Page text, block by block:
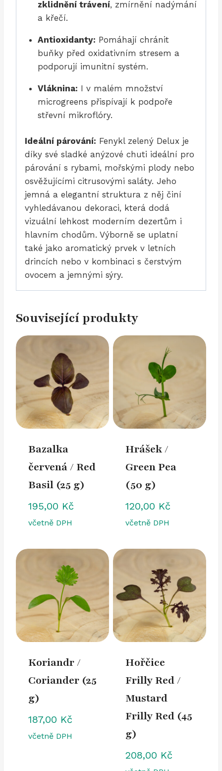
zklidnění trávení, zmírnění nadýmání
a křečí.
Antioxidanty: Pomáhají chránit
buňky před oxidativním stresem a
podporují imunitní systém.
Vláknina: I v malém množství
microgreens přispívají k podpoře
střevní mikroflóry.
Ideální párování: Fenykl zelený Delux je
díky své sladké anýzové chuti ideální pro
párování s rybami, mořskými plody nebo
osvěžujícími citrusovými saláty. Jeho
jemná a elegantní struktura z něj činí
vyhledávanou dekoraci, která dodá
vizuální lehkost moderním dezertům i
hlavním chodům. Výborně se uplatní
také jako aromatický prvek v letních
drincích nebo v kombinaci s čerstvým
ovocem a jemnými sýry.
Související produkty
Bazalka
červená / Red
Basil (25 g)
195,00 Kč
včetně DPH
Hrášek /
Green Pea
(50 g)
120,00 Kč
včetně DPH
Koriandr /
Coriander (25
g)
187,00 Kč
včetně DPH
Hořčice
Frilly Red /
Mustard
Frilly Red (45
g)
208,00 Kč